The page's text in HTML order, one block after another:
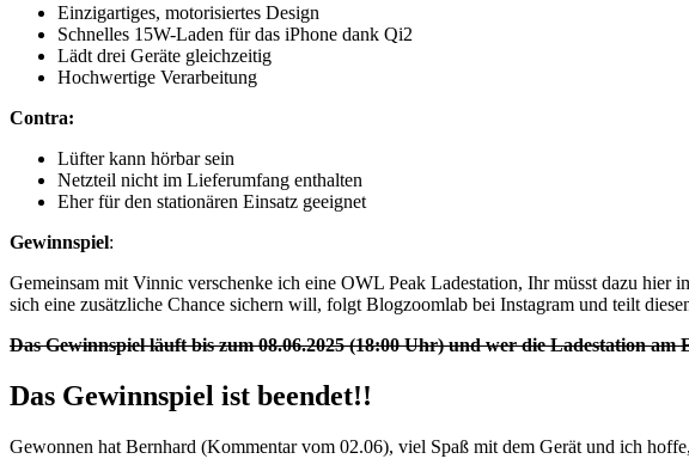
Einzigartiges, motorisiertes Design
Schnelles 15W-Laden für das iPhone dank Qi2
Lädt drei Geräte gleichzeitig
Hochwertige Verarbeitung
Contra:
Lüfter kann hörbar sein
Netzteil nicht im Lieferumfang enthalten
Eher für den stationären Einsatz geeignet
Gewinnspiel:
Gemeinsam mit Vinnic verschenke ich eine OWL Peak Ladestation, Ihr müsst dazu
sich eine zusätzliche Chance sichern will, folgt Blogzoomlab bei Instagram und teilt
Das Gewinnspiel läuft bis zum 08.06.2025 (18:00 Uhr) und wer die Ladestation
Das Gewinnspiel ist beendet!!
Gewonnen hat Bernhard (Kommentar vom 02.06), viel Spaß mit dem Gerät und ich